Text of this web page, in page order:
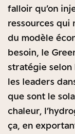
falloir qu’on
ressources qui
du modèle
besoin, le
stratégie selon
les leaders
que sont le
chaleur,
ça, en